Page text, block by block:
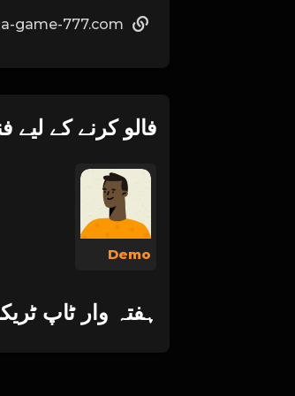
game-777.com/
فالو کرنے کے لیے
Demo
ہفتہ وار ٹاپ